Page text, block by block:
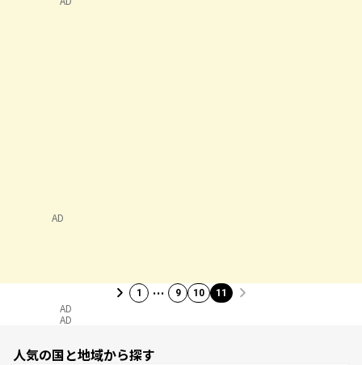
AD
1 … 9 10 11
AD
AD
人気の国と地域から探す